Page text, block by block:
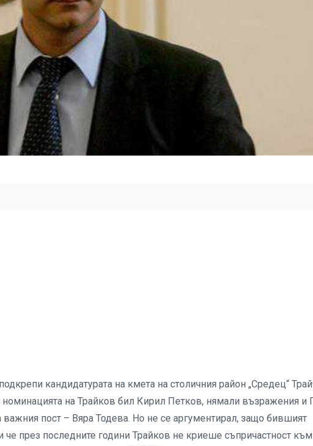
кандидатурата на кмета на столичния район „Средец“
номинацията на Трайков бил Кирил Петков, нямали възражения и
важния пост – Вяра Тодева. Но не се аргументирал, защо бившият
през последните години Трайков не криеше съпричастност към